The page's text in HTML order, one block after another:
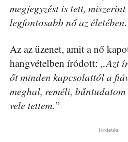
megjegyzést is tett, miszerint
legfontosabb nő az
Az az üzenet, amit a nő
hangvételben íródott: „Azt
őt minden kapcsolattól a
meghal, reméli,
vele tettem.”
Hirdetés